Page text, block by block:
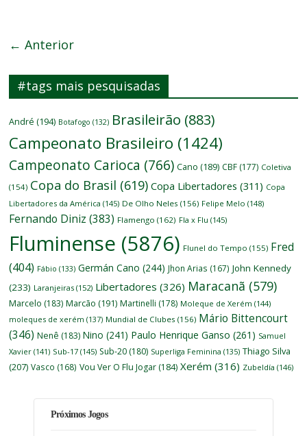
← Anterior
#tags mais pesquisadas
André (194) Botafogo (132) Brasileirão (883)
Campeonato Brasileiro (1424)
Campeonato Carioca (766) Cano (189) CBF (177) Coletiva
(154) Copa do Brasil (619) Copa Libertadores (311) Copa
Libertadores da América (145) De Olho Neles (156) Felipe Melo (148)
Fernando Diniz (383) Flamengo (162) Fla x Flu (145)
Fluminense (5876) Flunel do Tempo (155) Fred
(404) Fábio (133) Germán Cano (244) Jhon Arias (167) John Kennedy
(233) Laranjeiras (152) Libertadores (326) Maracanã (579)
Marcelo (183) Marcão (191) Martinelli (178) Moleque de Xerém (144)
moleques de xerém (137) Mundial de Clubes (156) Mário Bittencourt
(346) Nenê (183) Nino (241) Paulo Henrique Ganso (261) Samuel
Xavier (141) Sub-17 (145) Sub-20 (180) Superliga Feminina (135) Thiago Silva
(207) Vasco (168) Vou Ver O Flu Jogar (184) Xerém (316) Zubeldía (146)
Próximos Jogos